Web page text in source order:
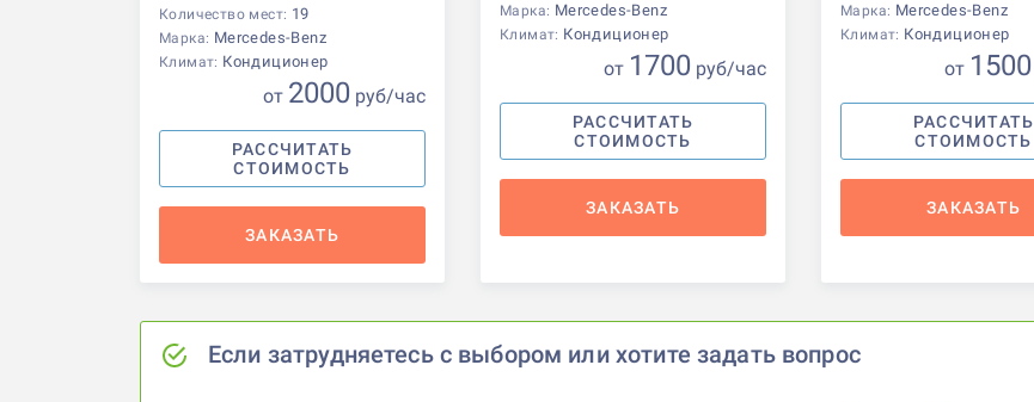
Количество мест: 19
Марка: Mercedes-Benz
Климат: Кондиционер
от 2000 руб/час
РАССЧИТАТЬ
СТОИМОСТЬ
ЗАКАЗАТЬ
Марка: Mercedes-Benz
Климат: Кондиционер
от 1700 руб/час
РАССЧИТАТЬ
СТОИМОСТЬ
ЗАКАЗАТЬ
Марка: Mercedes-Benz
Климат: Кондиционер
от 1500
РАССЧИТАТЬ
СТОИМОСТЬ
ЗАКАЗАТЬ
Если затрудняетесь с выбором или хотите задать вопрос